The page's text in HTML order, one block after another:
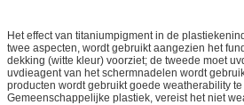
Het effect van titaniumpigment in de
twee aspecten, wordt gebruikt aangezien het
dekking (witte kleur) voorziet; de tweede moet
uvdieagent van het schermnadelen wordt
producten wordt gebruikt goede weatherability
Gemeenschappelijke plastiek, vereist het niet